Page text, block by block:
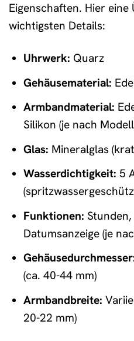
Eigenschaften. Hier
wichtigsten Details:
Uhrwerk: Quarz
Gehäusematerial:
Armbandmaterial:
Silikon (je nach
Glas: Mineralglas
Wasserdichtigkeit: 5
Funktionen:
Datumsanzeige (je
(ca. 40-44 mm)
Armbandbreite:
20-22 mm)